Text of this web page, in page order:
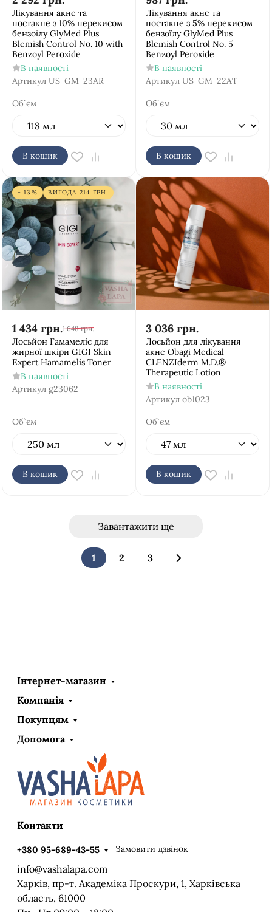
Лікування акне та
постакне з 10% перекисом
бензоїлу GlyMed Plus
Blemish Control No. 10 with
Benzoyl Peroxide
В наявності
Артикул US-GM-23AR
Об`єм
В кошик
Лікування акне та
постакне з 5% перекисом
бензоїлу GlyMed Plus
Blemish Control No. 5
Benzoyl Peroxide
В наявності
Артикул US-GM-22AT
Об`єм
В кошик
- 13% ВИГОДА 214 ГРН.
1 434 грн.1 648 грн.
Лосьйон Гамамеліс для
жирної шкіри GIGI Skin
Expert Hamamelis Toner
В наявності
Артикул g23062
Об`єм
В кошик
3 036 грн.
Лосьйон для лікування
акне Obagi Medical
CLENZIderm M.D.®
Therapeutic Lotion
В наявності
Артикул ob1023
Об`єм
В кошик
Завантажити ще
1 2 3
Інтернет-магазин
Компанія
Покупцям
Допомога
Контакти
+380 95-689-43-55 Замовити дзвінок
info@vashalapa.com
Харків, пр-т. Академіка Проскури, 1, Харківська
область, 61000